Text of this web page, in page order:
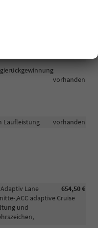
vorhanden
Laufleistung vorhanden
654,50 €
Lane
,ACC adaptive Cruise
und